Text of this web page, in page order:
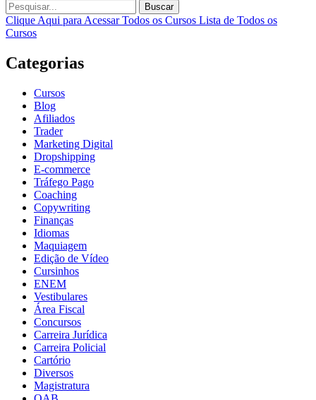
Buscar
Clique Aqui para Acessar Todos os Cursos Lista de Todos os
Cursos
Categorias
Cursos
Blog
Afiliados
Trader
Marketing Digital
Dropshipping
E-commerce
Tráfego Pago
Coaching
Copywriting
Finanças
Idiomas
Maquiagem
Edição de Vídeo
Cursinhos
ENEM
Vestibulares
Área Fiscal
Concursos
Carreira Jurídica
Carreira Policial
Cartório
Diversos
Magistratura